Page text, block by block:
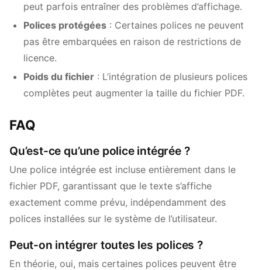
peut parfois entraîner des problèmes d’affichage.
Polices protégées : Certaines polices ne peuvent
pas être embarquées en raison de restrictions de
licence.
Poids du fichier : L’intégration de plusieurs polices
complètes peut augmenter la taille du fichier PDF.
FAQ
Qu’est-ce qu’une police intégrée ?
Une police intégrée est incluse entièrement dans le
fichier PDF, garantissant que le texte s’affiche
exactement comme prévu, indépendamment des
polices installées sur le système de l’utilisateur.
Peut-on intégrer toutes les polices ?
En théorie, oui, mais certaines polices peuvent être